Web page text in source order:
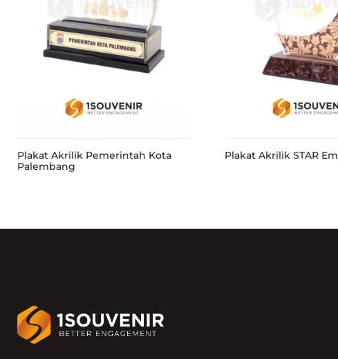
Plakat Akrilik Pemerintah Kota
Palembang
Plakat Akrilik STAR